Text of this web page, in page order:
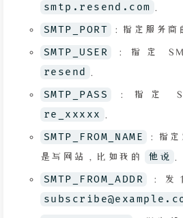
smtp.resend.com
SMTP_PORT ：指定服务商
SMTP_USER ：指定
resend
SMTP_PASS ：指定
re_xxxxx
SMTP_FROM_NAME
：指
是写网站，比如我的
他说
SMTP_FROM_ADDR ：发